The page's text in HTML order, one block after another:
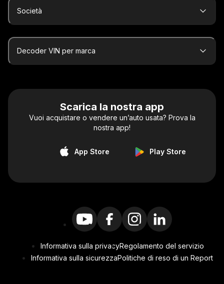
Società
Decoder VIN per marca
Scarica la nostra app
Vuoi acquistare o vendere un’auto usata? Prova la
nostra app!
App Store Play Store
Informativa sulla privacyRegolamento del servizio
Informativa sulla sicurezzaPolitiche di reso di un Report